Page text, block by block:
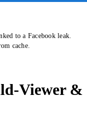
to a Facebook leak.
cache.
Viewer &